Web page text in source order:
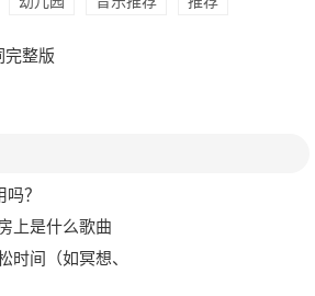
完整版
？
上是什么歌曲
时间（如冥想、